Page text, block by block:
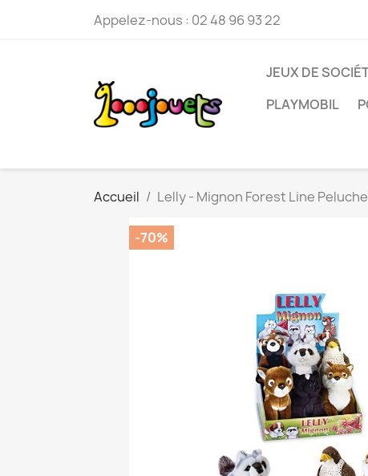
Appelez-nous : 02 48 96 93 22
JEUX DE
PLAYMOBIL
Accueil Lelly - Mignon Forest Line
-70%